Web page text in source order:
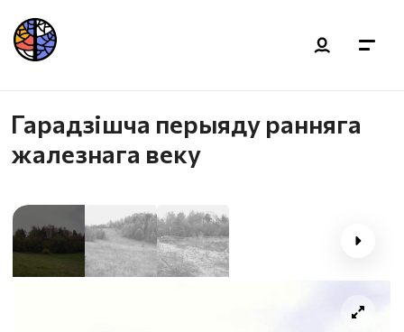
Гарадзішча перыяду ранняга
жалезнага веку